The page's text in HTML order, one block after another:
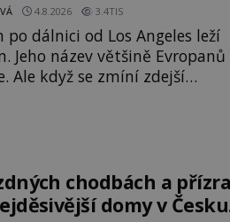
4.8.2026 3.4TIS
po dálnici od Los Angeles leží
Jeho název většině Evropanů
Ale když se zmíní zdejší
park vyroste
bývalého sadu
je velká snaha to utajit,
chodbách a
domy v Česku